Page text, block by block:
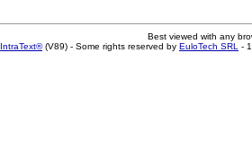
Best viewed with any
IntraText®(V89) - Some rights reserved by EuloTech SRL -